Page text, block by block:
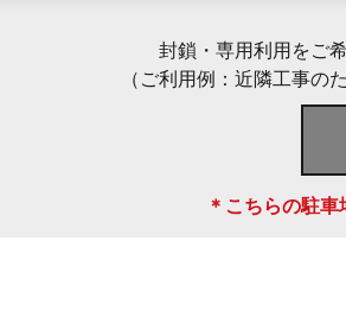
封鎖・専用利用をご
（ご利用例：近隣工事
＊こちらの駐